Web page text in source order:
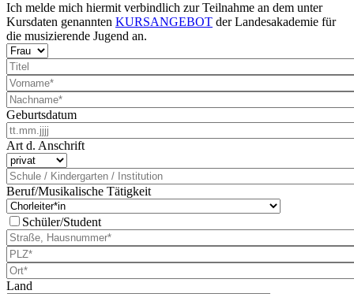
Ich melde mich hiermit verbindlich zur Teilnahme an dem unter
Kursdaten genannten KURSANGEBOT der Landesakademie für
die musizierende Jugend an.
Geburtsdatum
Art d. Anschrift
Beruf/Musikalische Tätigkeit
Schüler/Student
Land